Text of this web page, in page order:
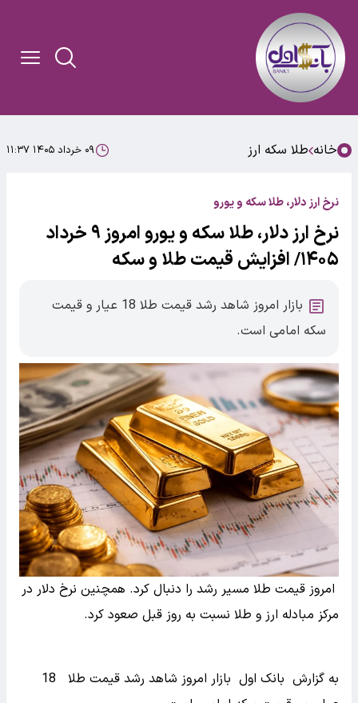
خانه طلا سکه ارز ۰۹ خرداد ۱۴۰۵ ۱۱:۳۷
نرخ ارز دلار، طلا سکه و یورو
نرخ ارز دلار، طلا سکه و یورو امروز ۹ خرداد
۱۴۰۵/ افزایش قیمت طلا و سکه
بازار امروز شاهد رشد قیمت طلا 18 عیار و قیمت
سکه امامی است.
امروز قیمت طلا مسیر رشد را دنبال کرد. همچنین نرخ دلار در
مرکز مبادله ارز و طلا نسبت به روز قبل صعود کرد.
به گزارش بانک اول بازار امروز شاهد رشد قیمت طلا 18